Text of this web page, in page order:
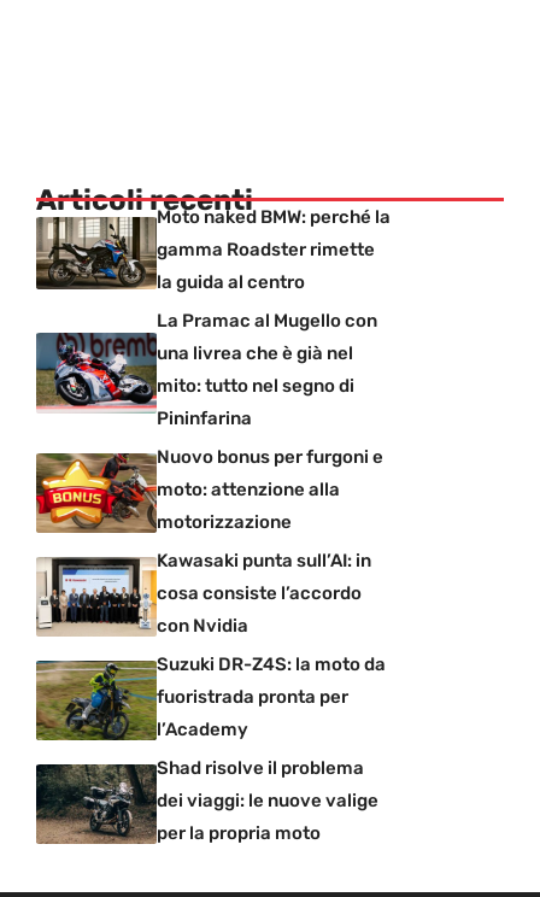
Articoli recentiMoto naked BMW: perché la
gamma Roadster rimette
la guida al centro
La Pramac al Mugello con
una livrea che è già nel
mito: tutto nel segno di
Pininfarina
Nuovo bonus per furgoni e
moto: attenzione alla
motorizzazione
Kawasaki punta sull’AI: in
cosa consiste l’accordo
con Nvidia
Suzuki DR-Z4S: la moto da
fuoristrada pronta per
l’Academy
Shad risolve il problema
dei viaggi: le nuove valige
per la propria moto